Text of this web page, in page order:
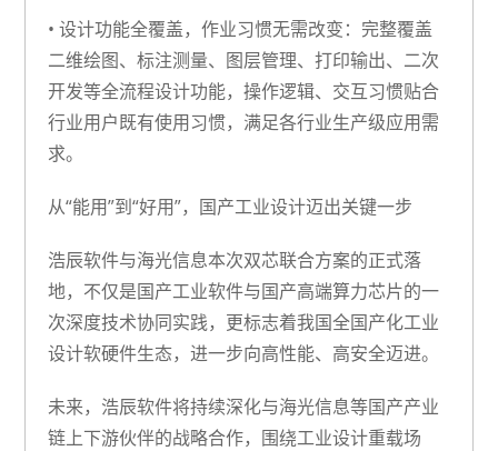
•设计功能全覆盖，作业习惯无需改变：完整覆盖
二维绘图、标注测量、图层管理、打印输出、二次
开发等全流程设计功能，操作逻辑、交互习惯贴合
行业用户既有使用习惯，满足各行业生产级应用需
求。
从“能用”到“好用”，国产工业设计迈出关键一步
浩辰软件与海光信息本次双芯联合方案的正式落
地，不仅是国产工业软件与国产高端算力芯片的一
次深度技术协同实践，更标志着我国全国产化工业
设计软硬件生态，进一步向高性能、高安全迈进。
未来，浩辰软件将持续深化与海光信息等国产产业
链上下游伙伴的战略合作，围绕工业设计重载场